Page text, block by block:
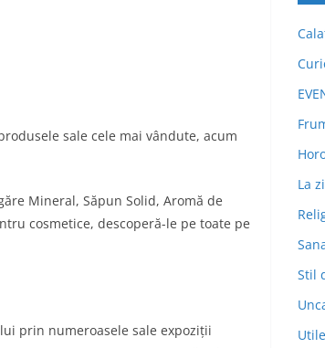
sale cele mai vândute, acum
Mineral, Săpun Solid, Aromă de
cosmetice, descoperă-le pe toate pe
prin numeroasele sale expoziții
La zi
Stil
Utile